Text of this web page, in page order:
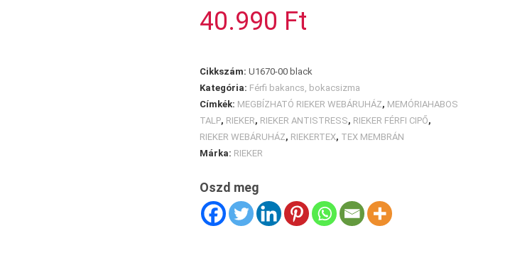
mennyiség
40.990 Ft
Cikkszám:U1670-00 black
Kategória: Férfi bakancs, bokacsizma
Címkék: MEGBÍZHATÓ RIEKER WEBÁRUHÁZ, MEMÓRIAHABOS
TALP, RIEKER, RIEKER ANTISTRESS, RIEKER FÉRFI CIPŐ,
RIEKER WEBÁRUHÁZ, RIEKERTEX, TEX MEMBRÁN
Márka: RIEKER
Oszd meg